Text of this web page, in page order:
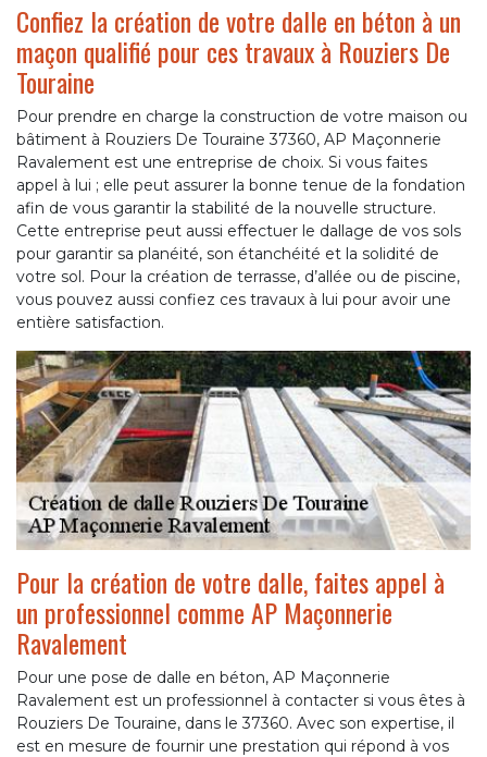
Confiez la création de votre dalle en béton à un
maçon qualifié pour ces travaux à Rouziers De
Touraine
Pour prendre en charge la construction de votre maison ou
bâtiment à Rouziers De Touraine 37360, AP Maçonnerie
Ravalement est une entreprise de choix. Si vous faites
appel à lui ; elle peut assurer la bonne tenue de la fondation
afin de vous garantir la stabilité de la nouvelle structure.
Cette entreprise peut aussi effectuer le dallage de vos sols
pour garantir sa planéité, son étanchéité et la solidité de
votre sol. Pour la création de terrasse, d’allée ou de piscine,
vous pouvez aussi confiez ces travaux à lui pour avoir une
entière satisfaction.
Pour la création de votre dalle, faites appel à
un professionnel comme AP Maçonnerie
Ravalement
Pour une pose de dalle en béton, AP Maçonnerie
Ravalement est un professionnel à contacter si vous êtes à
Rouziers De Touraine, dans le 37360. Avec son expertise, il
est en mesure de fournir une prestation qui répond à vos